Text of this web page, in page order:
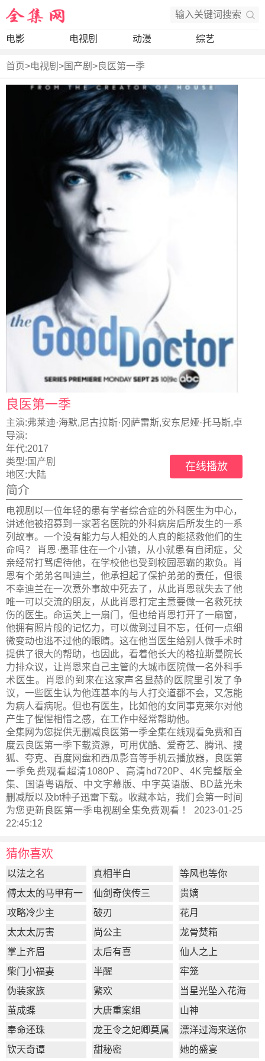
电影 电视剧 动漫 综艺
首页>电视剧 >国产剧 > 良医第一季
良医第一季
主演:弗莱迪·海默,尼古拉斯·冈萨雷斯,安东尼娅·托马斯,卓
库·莫度
导演:
年代:2017
类型: 国产剧
地区:大陆
在线播放
简介
电视剧以一位年轻的患有学者综合症的外科医生为中心，
讲述他被招募到一家著名医院的外科病房后所发生的一系
列故事。一个没有能力与人相处的人真的能拯救他们的生
命吗？ 肖恩·墨菲住在一个小镇，从小就患有自闭症，父
亲经常打骂虐待他，在学校他也受到校园恶霸的欺负。肖
恩有个弟弟名叫迪兰，他承担起了保护弟弟的责任，但很
不幸迪兰在一次意外事故中死去了，从此肖恩就失去了他
唯一可以交流的朋友，从此肖恩打定主意要做一名救死扶
伤的医生。命运关上一扇门，但也给肖恩打开了一扇窗，
他拥有照片般的记忆力，可以做到过目不忘，任何一点细
微变动也逃不过他的眼睛。这在他当医生给别人做手术时
提供了很大的帮助，也因此，看着他长大的格拉斯曼院长
力排众议，让肖恩来自己主管的大城市医院做一名外科手
术医生。肖恩的到来在这家声名显赫的医院里引发了争
议，一些医生认为他连基本的与人打交道都不会，又怎能
为病人看病呢。但也有医生，比如他的女同事克莱尔对他
产生了惺惺相惜之感，在工作中经常帮助他。
全集网为您提供无删减良医第一季全集在线观看免费和百
度云良医第一季下载资源，可用优酷、爱奇艺、腾讯、搜
狐、夸克、百度网盘和西瓜影音等手机云播放器，良医第
一季免费观看超清1080P、高清hd720P、4K完整版全
集、国语粤语版、中文字幕版、中字英语版、BD蓝光未
删减版以及bt种子迅雷下载。收藏本站，我们会第一时间
为您更新 良医第一季电视剧全集免费观看 ！ 2023-01-25
22:45:12
猜你喜欢
以法之名 真相半白
等风也等你
傅太太的马甲有一
点多
仙剑奇侠传三
贵嫡
攻略冷少主
破刃
花月
太太太厉害
尚公主
龙骨焚箱
掌上齐眉
太后有喜
仙人之上
柴门小福妻
半醒
牢笼
伪装家族
繁欢
当星光坠入花海
茧成蝶
大唐重案组
山神
奉命还珠
龙王令之妃卿莫属
漂洋过海来送你
钦天奇谭
甜秘密 她的盛宴